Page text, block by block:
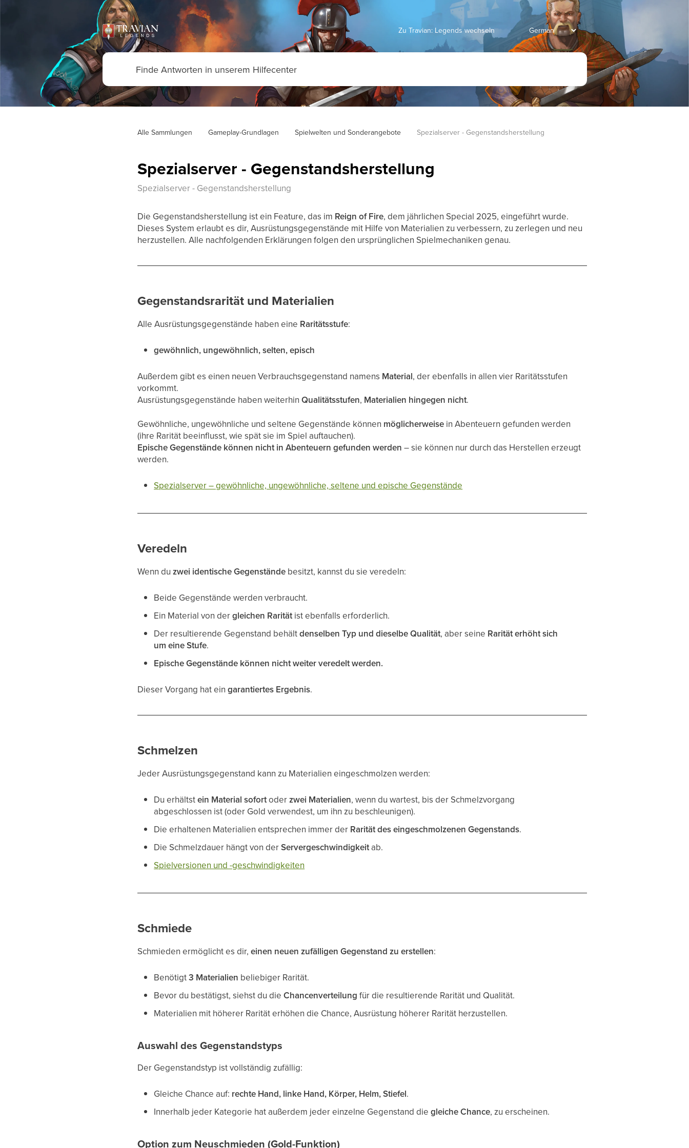
Zu Travian: Legends wechseln
Alle Sammlungen Gameplay-Grundlagen Spielwelten und Sonderangebote Spezialserver - Gegenstandsherstellung
Spezialserver - Gegenstandsherstellung
Spezialserver - Gegenstandsherstellung
Die Gegenstandsherstellung ist ein Feature, das im Reign of Fire, dem jährlichen Special 2025, eingeführt wurde.
Dieses System erlaubt es dir, Ausrüstungsgegenstände mit Hilfe von Materialien zu verbessern, zu zerlegen und neu
herzustellen. Alle nachfolgenden Erklärungen folgen den ursprünglichen Spielmechaniken genau.
Gegenstandsrarität und Materialien
Alle Ausrüstungsgegenstände haben eine Raritätsstufe:
gewöhnlich, ungewöhnlich, selten, episch
Außerdem gibt es einen neuen Verbrauchsgegenstand namens Material, der ebenfalls in allen vier Raritätsstufen
vorkommt.
Ausrüstungsgegenstände haben weiterhinQualitätsstufen, Materialien hingegen nicht.
Gewöhnliche, ungewöhnliche und seltene Gegenstände können möglicherweise in Abenteuern gefunden werden
(ihre Rarität beeinflusst, wie spät sie im Spiel auftauchen).
Epische Gegenstände können nicht in Abenteuern gefunden werden – sie können nur durch das Herstellen erzeugt
werden.
Spezialserver – gewöhnliche, ungewöhnliche, seltene und epische Gegenstände
Veredeln
Wenn duzwei identische Gegenstände besitzt, kannst du sie veredeln:
Beide Gegenstände werden verbraucht.
Ein Material von dergleichen Raritätist ebenfalls erforderlich.
Der resultierende Gegenstand behältdenselben Typ und dieselbe Qualität, aber seine Rarität erhöht sich
um eine Stufe.
Epische Gegenstände können nicht weiter veredelt werden.
Dieser Vorgang hat eingarantiertes Ergebnis.
Schmelzen
Jeder Ausrüstungsgegenstand kann zu Materialien eingeschmolzen werden:
Du erhältstein Material sofortoderzwei Materialien, wenn du wartest, bis der Schmelzvorgang
abgeschlossen ist (oder Gold verwendest, um ihn zu beschleunigen).
Die erhaltenen Materialien entsprechen immer der Rarität des eingeschmolzenen Gegenstands.
Die Schmelzdauer hängt von derServergeschwindigkeitab.
Spielversionen und -geschwindigkeiten
Schmiede
Schmieden ermöglicht es dir,einen neuen zufälligen Gegenstand zu erstellen:
Benötigt3 Materialien beliebiger Rarität.
Bevor du bestätigst, siehst du dieChancenverteilung für die resultierende Rarität und Qualität.
Materialien mit höherer Rarität erhöhen die Chance, Ausrüstung höherer Rarität herzustellen.
Auswahl des Gegenstandstyps
Der Gegenstandstyp ist vollständig zufällig:
Gleiche Chance auf: rechte Hand, linke Hand, Körper, Helm, Stiefel.
Innerhalb jeder Kategorie hat außerdem jeder einzelne Gegenstand diegleiche Chance, zu erscheinen.
Option zum Neuschmieden (Gold-Funktion)